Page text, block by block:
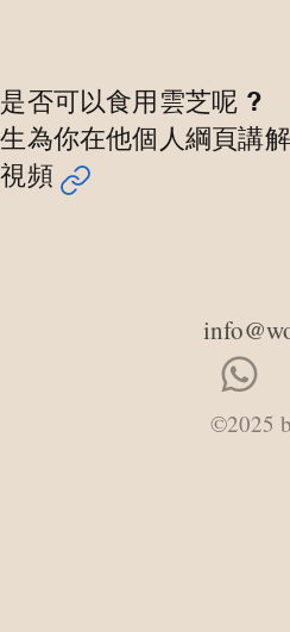
否可以食用雲芝呢 ?
為你在他個人綱頁講
視頻
©2025